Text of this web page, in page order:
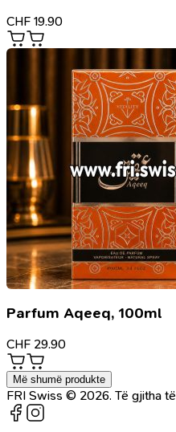
CHF 19.90
Parfum Aqeeq, 100ml
CHF 29.90
Më shumë produkte
FRI Swiss © 2026. Të gjitha